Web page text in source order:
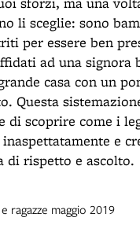
li sceglie: sono
per essere ben
ad una signora
casa con un
Questa
di scoprire come i
e
di rispetto e ascolto.
ragazze maggio 2019